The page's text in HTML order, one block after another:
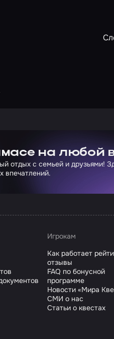
на любой
отдых с семьей и друзьями!
впечатлений.
Игрокам
Как работает
отзывы
FAQ по бонусной
программе
Новости «Мира
СМИ о нас
Статьи о квестах